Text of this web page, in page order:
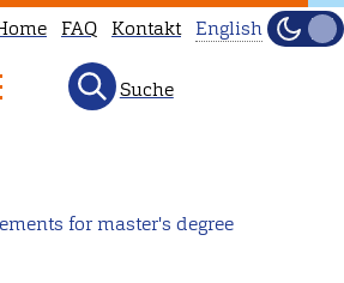
FAQ Kontakt
available
English
Hell
Suche
for master's degree